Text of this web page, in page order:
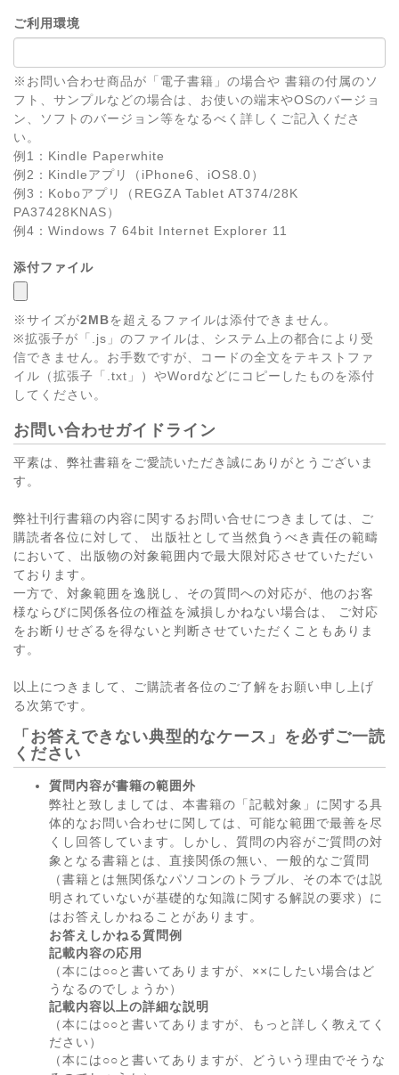
ご利用環境
※お問い合わせ商品が「電子書籍」の場合や 書籍の付属のソ
フト、サンプルなどの場合は、お使いの端末やOSのバージョ
ン、ソフトのバージョン等をなるべく詳しくご記入くださ
い。
例1：Kindle Paperwhite
例2：Kindleアプリ（iPhone6、iOS8.0）
例3：Koboアプリ（REGZA Tablet AT374/28K
PA37428KNAS）
例4：Windows 7 64bit Internet Explorer 11
添付ファイル
※サイズが2MBを超えるファイルは添付できません。
※拡張子が「.js」のファイルは、システム上の都合により受
信できません。お手数ですが、コードの全文をテキストファ
イル（拡張子「.txt」）やWordなどにコピーしたものを添付
してください。
お問い合わせガイドライン
平素は、弊社書籍をご愛読いただき誠にありがとうございま
す。
弊社刊行書籍の内容に関するお問い合せにつきましては、ご
購読者各位に対して、 出版社として当然負うべき責任の範疇
において、出版物の対象範囲内で最大限対応させていただい
ております。
一方で、対象範囲を逸脱し、その質問への対応が、他のお客
様ならびに関係各位の権益を減損しかねない場合は、 ご対応
をお断りせざるを得ないと判断させていただくこともありま
す。
以上につきまして、ご購読者各位のご了解をお願い申し上げ
る次第です。
「お答えできない典型的なケース」を必ずご一読
ください
質問内容が書籍の範囲外
弊社と致しましては、本書籍の「記載対象」に関する具
体的なお問い合わせに関しては、可能な範囲で最善を尽
くし回答しています。しかし、質問の内容がご質問の対
象となる書籍とは、直接関係の無い、一般的なご質問
（書籍とは無関係なパソコンのトラブル、その本では説
明されていないが基礎的な知識に関する解説の要求）に
はお答えしかねることがあります。
お答えしかねる質問例
記載内容の応用
（本には○○と書いてありますが、××にしたい場合はど
うなるのでしょうか）
記載内容以上の詳細な説明
（本には○○と書いてありますが、もっと詳しく教えてく
ださい）
（本には○○と書いてありますが、どういう理由でそうな